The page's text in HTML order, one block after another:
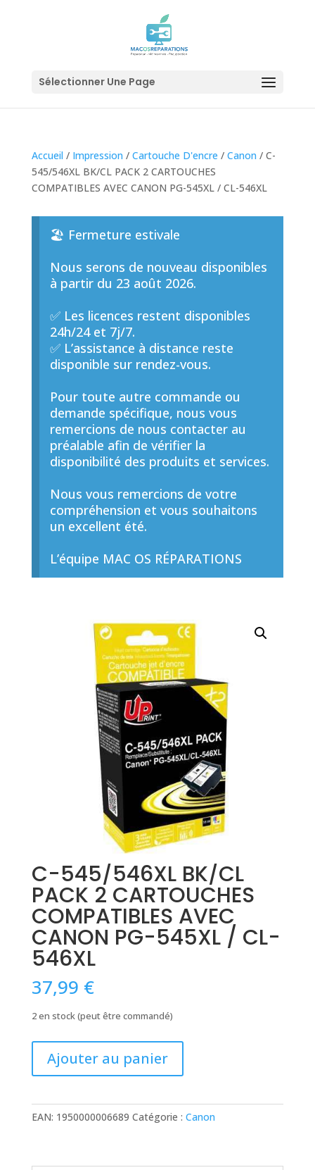
Sélectionner Une Page
Accueil / Impression / Cartouche D'encre / Canon / C-
545/546XL BK/CL PACK 2 CARTOUCHES
COMPATIBLES AVEC CANON PG-545XL / CL-546XL
🏖️ Fermeture estivale
Nous serons de nouveau disponibles
à partir du 23 août 2026.
✅ Les licences restent disponibles
24h/24 et 7j/7.
✅ L’assistance à distance reste
disponible sur rendez-vous.
Pour toute autre commande ou
demande spécifique, nous vous
remercions de nous contacter au
préalable afin de vérifier la
disponibilité des produits et services.
Nous vous remercions de votre
compréhension et vous souhaitons
un excellent été.
L’équipe MAC OS RÉPARATIONS
C-545/546XL BK/CL
PACK 2 CARTOUCHES
COMPATIBLES AVEC
CANON PG-545XL / CL-
546XL
37,99 €
2 en stock (peut être commandé)
C-
BK/CL
Ajouter au panier
EAN: 1950000006689 Catégorie : Canon